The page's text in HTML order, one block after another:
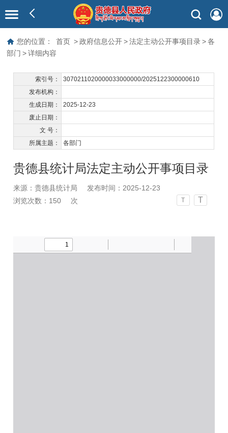
您的位置： 首页 > 政府信息公开 > 法定主动公开事项目录 > 各
部门 > 详细内容
索引号：
3070211020000033000000/2025122300000610
发布机构：
生成日期：
2025-12-23
废止日期：
文 号：
所属主题：
各部门
贵德县统计局法定主动公开事项目录
来源：贵德县统计局
发布时间：2025-12-23
浏览次数： 150 次 T T